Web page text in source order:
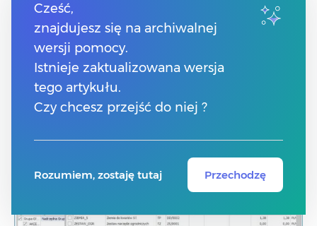
Formularz pozycji cennika – zakładka wszystko.pl- edycja
Na liście cennikowej oraz liście zasobów istnieje
udostępnione do wszystko.pl zarówno w formie szkicu
Cześć,
znajdujesz się na archiwalnej
wersji pomocy.
Istnieje zaktualizowana wersja
tego artykułu.
Czy chcesz przejść do niej ?
Rozumiem, zostaję tutaj Przechodzę